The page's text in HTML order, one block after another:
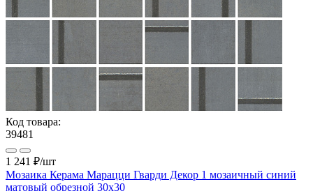
Код товара:
39481
1 241 ₽/шт
Мозаика Керама Марацци Гварди Декор 1 мозаичный синий
матовый обрезной 30x30